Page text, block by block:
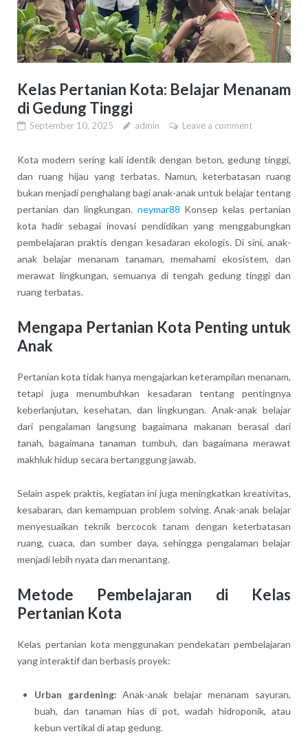
Kelas Pertanian Kota: Belajar Menanam
di Gedung Tinggi
September 10, 2025 admin Leave a comment
Kota modern sering kali identik dengan beton, gedung tinggi,
dan ruang hijau yang terbatas. Namun, keterbatasan ruang
bukan menjadi penghalang bagi anak-anak untuk belajar tentang
pertanian dan lingkungan. neymar88 Konsep kelas pertanian
kota hadir sebagai inovasi pendidikan yang menggabungkan
pembelajaran praktis dengan kesadaran ekologis. Di sini, anak-
anak belajar menanam tanaman, memahami ekosistem, dan
merawat lingkungan, semuanya di tengah gedung tinggi dan
ruang terbatas.
Mengapa Pertanian Kota Penting untuk
Anak
Pertanian kota tidak hanya mengajarkan keterampilan menanam,
tetapi juga menumbuhkan kesadaran tentang pentingnya
keberlanjutan, kesehatan, dan lingkungan. Anak-anak belajar
dari pengalaman langsung bagaimana makanan berasal dari
tanah, bagaimana tanaman tumbuh, dan bagaimana merawat
makhluk hidup secara bertanggung jawab.
Selain aspek praktis, kegiatan ini juga meningkatkan kreativitas,
kesabaran, dan kemampuan problem solving. Anak-anak belajar
menyesuaikan teknik bercocok tanam dengan keterbatasan
ruang, cuaca, dan sumber daya, sehingga pengalaman belajar
menjadi lebih nyata dan menantang.
Metode Pembelajaran di Kelas
Pertanian Kota
Kelas pertanian kota menggunakan pendekatan pembelajaran
yang interaktif dan berbasis proyek:
Urban gardening: Anak-anak belajar menanam sayuran,
buah, dan tanaman hias di pot, wadah hidroponik, atau
kebun vertikal di atap gedung.